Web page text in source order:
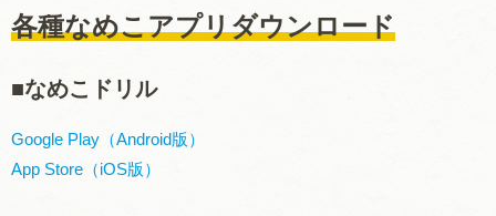
各種なめこアプリダウンロード
■なめこドリル
Google Play （Android版）
App Store （iOS版）